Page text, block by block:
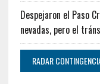
Despejaron el Paso
nevadas, pero el
RADAR